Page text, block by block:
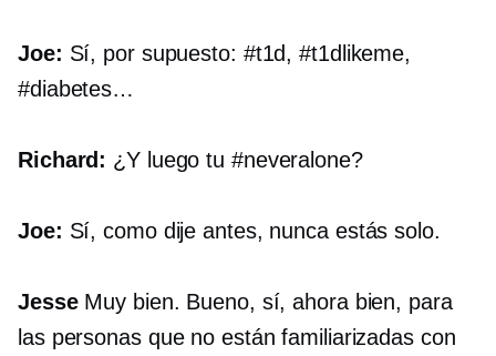
Joe: Sí, por supuesto: #t1d, #t1dlikeme,
#diabetes…
Richard: ¿Y luego tu #neveralone?
Joe: Sí, como dije antes, nunca estás solo.
JesseMuy bien. Bueno, sí, ahora bien, para
las personas que no están familiarizadas con